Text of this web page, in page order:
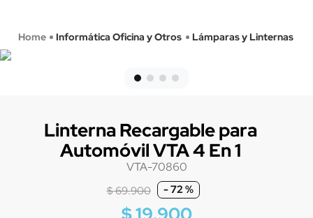
Informática Oficina y Otros Lámparas y Linternas
Linterna Recargable para
Automóvil VTA 4 En 1
VTA-70860
$69.900 -72 %